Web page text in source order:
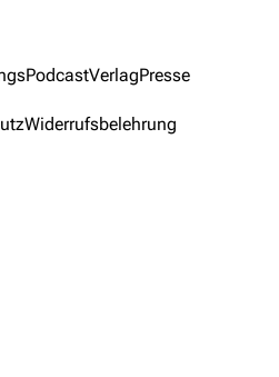
PodcastVerlagPresse
Widerrufsbelehrung